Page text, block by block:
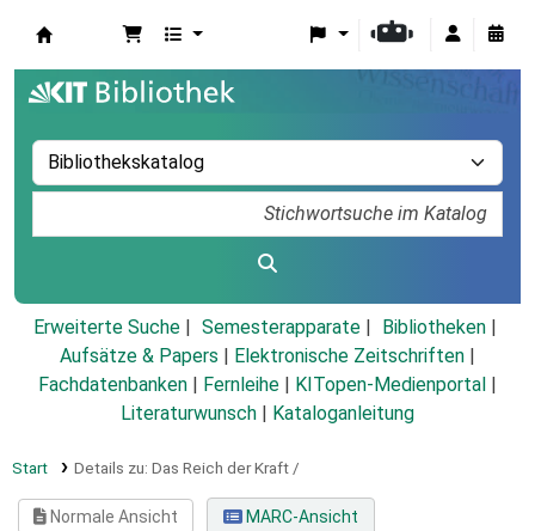
Erweiterte Suche Semesterapparate
Bibliotheken
Aufsätze & Papers
Elektronische Zeitschriften
Fachdatenbanken
Fernleihe KITopen-Medienportal
Literaturwunsch
Kataloganleitung
Start Details zu: Das Reich der Kraft /
Normale Ansicht
MARC-Ansicht